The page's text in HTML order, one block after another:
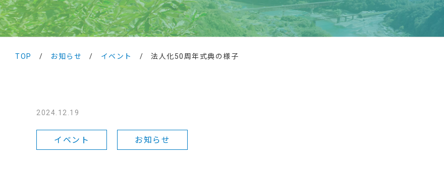
TOP / お知らせ / イベント / 法人化50周年式典の様子
2024.12.19
イベント お知らせ